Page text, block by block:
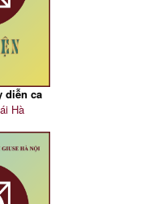
diễn ca
Hà